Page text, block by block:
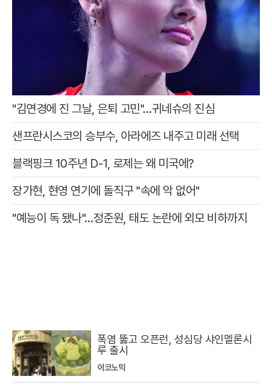
"김연경에 진 그날, 은퇴 고민"…귀네슈의 진심
샌프란시스코의 승부수, 아라에즈 내주고 미래 선택
블랙핑크 10주년 D-1, 로제는 왜 미국에?
장가현, 현영 연기에 돌직구 "속에 악 없어"
"예능이 독 됐나"…정준원, 태도 논란에 외모 비하까지
폭염 뚫고 오픈런, 성심당 샤인멜론시
루 출시
이코노믹